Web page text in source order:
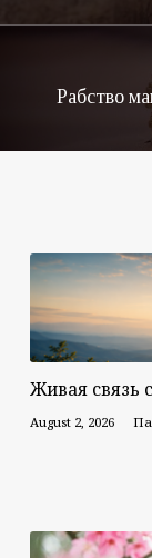
Рабство
Живая связь
August 2, 2026